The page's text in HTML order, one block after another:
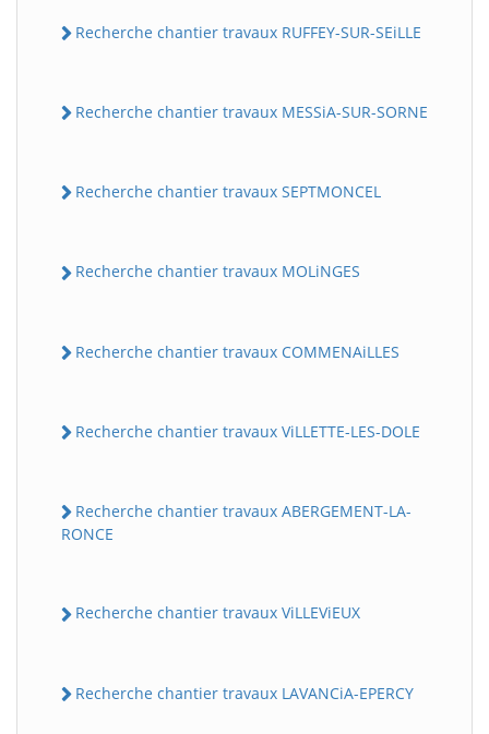
Recherche chantier travaux RUFFEY-SUR-SEiLLE
Recherche chantier travaux MESSiA-SUR-SORNE
Recherche chantier travaux SEPTMONCEL
Recherche chantier travaux MOLiNGES
Recherche chantier travaux COMMENAiLLES
Recherche chantier travaux ViLLETTE-LES-DOLE
Recherche chantier travaux ABERGEMENT-LA-
RONCE
Recherche chantier travaux ViLLEViEUX
Recherche chantier travaux LAVANCiA-EPERCY